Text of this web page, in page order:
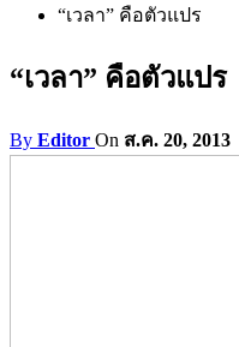
“เวลา” คือตัวแปร
“เวลา” คือตัวแปร
By Editor On ส.ค. 20, 2013